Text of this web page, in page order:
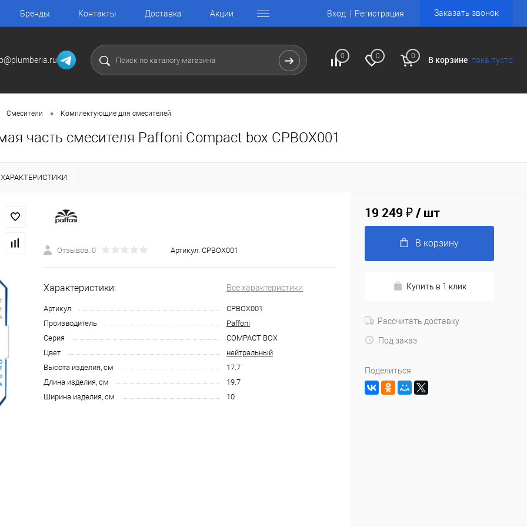
Бренды Контакты Доставка Акции Вход Регистрация Заказать звонок
0 0 0 В корзине пока пусто
Смесители • Комплектующие для смесителей
часть смесителя Paffoni Compact box CPBOX001
ХАРАКТЕРИСТИКИ
Отзывов: 0 Артикул: CPBOX001
Характеристики: Все характеристики
Артикул
CPBOX001
Производитель
Paffoni
Серия
COMPACT BOX
Цвет
нейтральный
Высота изделия, см
17.7
Длина изделия, см
19.7
Ширина изделия, см
10
19 249 ₽/ шт
В корзину
Купить в 1 клик
Рассчитать доставку
Под заказ
Поделиться